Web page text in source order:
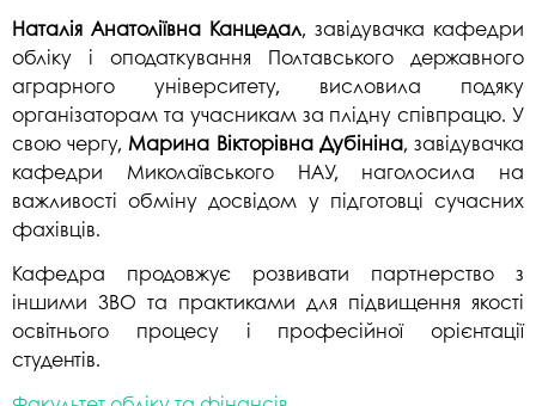
Наталія Анатоліївна Канцедал, завідувачка кафедри
обліку і оподаткування Полтавського державного
аграрного університету, висловила подяку
організаторам та учасникам за плідну співпрацю. У
свою чергу,Марина Вікторівна Дубініна, завідувачка
кафедри Миколаївського НАУ, наголосила на
важливості обміну досвідом у підготовці сучасних
фахівців.
Кафедра продовжує розвивати партнерство з
іншими ЗВО та практиками для підвищення якості
освітнього процесу і професійної орієнтації
студентів.